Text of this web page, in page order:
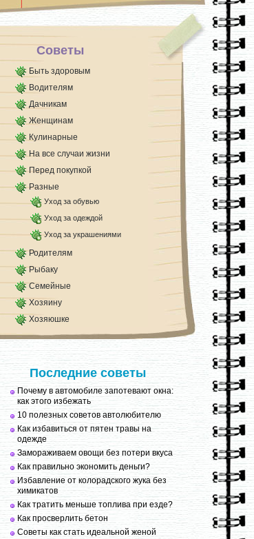
Советы
Быть здоровым
Водителям
Дачникам
Женщинам
Кулинарные
На все случаи жизни
Перед покупкой
Разные
Уход за обувью
Уход за одеждой
Уход за украшениями
Родителям
Рыбаку
Семейные
Хозяину
Хозяюшке
Последние советы
Почему в автомобиле запотевают окна:
как этого избежать
10 полезных советов автолюбителю
Как избавиться от пятен травы на
одежде
Замораживаем овощи без потери вкуса
Как правильно экономить деньги?
Избавление от колорадского жука без
химикатов
Как тратить меньше топлива при езде?
Как просверлить бетон
Советы как стать идеальной женой